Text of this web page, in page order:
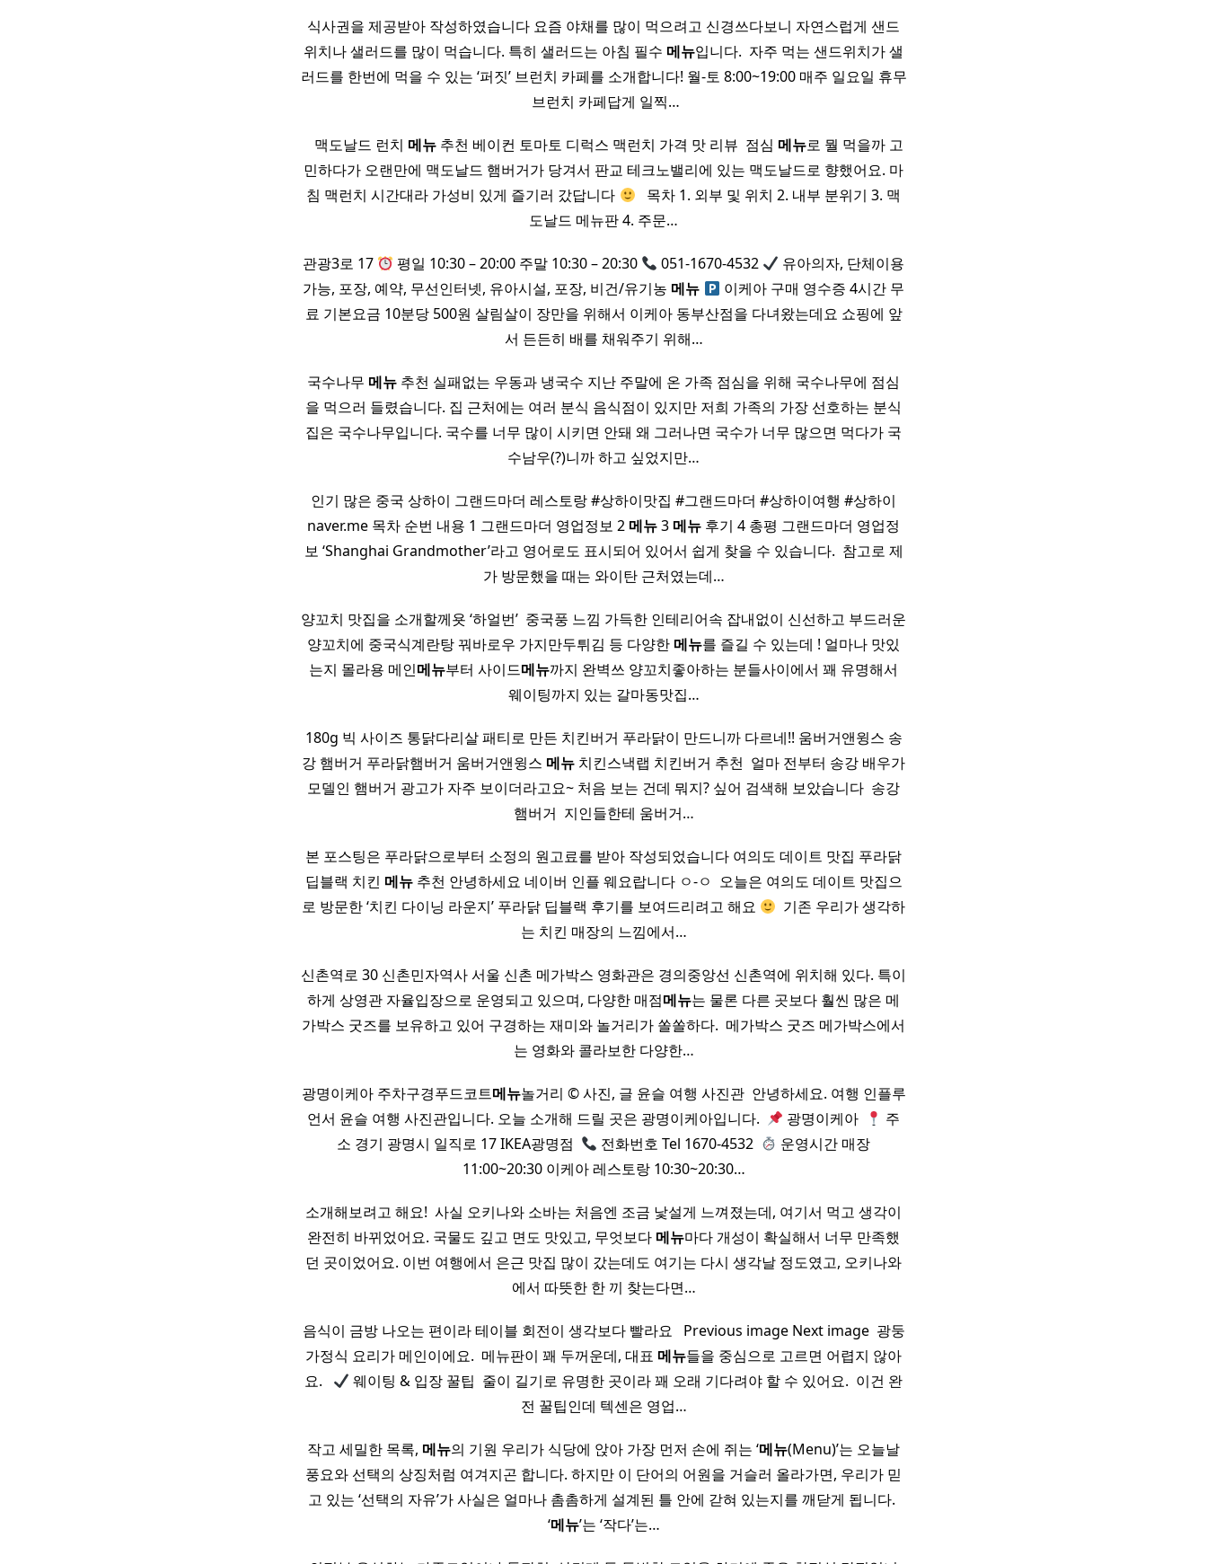
식사권을 제공받아 작성하였습니다 요즘 야채를 많이 먹으려고 신경쓰다보니 자연스럽게 샌드
위치나 샐러드를 많이 먹습니다. 특히 샐러드는 아침 필수 메뉴입니다. ​ 자주 먹는 샌드위치가 샐
러드를 한번에 먹을 수 있는 ‘퍼짓’ 브런치 카페를 소개합니다! 월-토 8:00~19:00 매주 일요일 휴무
​ 브런치 카페답게 일찍…
​ ​ ​ 맥도날드 런치 메뉴 추천 베이컨 토마토 디럭스 맥런치 가격 맛 리뷰 ​ 점심 메뉴로 뭘 먹을까 고
민하다가 오랜만에 맥도날드 햄버거가 당겨서 판교 테크노밸리에 있는 맥도날드로 향했어요. 마
침 맥런치 시간대라 가성비 있게 즐기러 갔답니다
​ ​ 목차 1. 외부 및 위치 2. 내부 분위기 3. 맥
도날드 메뉴판 4. 주문…
관광3로 17 평일 10:30 – 20:00 주말 10:30 – 20:30 051-1670-4532
유아의자, 단체이용
가능, 포장, 예약, 무선인터넷, 유아시설, 포장, 비건/유기농 메뉴
이케아 구매 영수증 4시간 무
료 기본요금 10분당 500원 살림살이 장만을 위해서 이케아 동부산점을 다녀왔는데요 쇼핑에 앞
서 든든히 배를 채워주기 위해…
국수나무 메뉴 추천 실패없는 우동과 냉국수 지난 주말에 온 가족 점심을 위해 국수나무에 점심
을 먹으러 들렸습니다. 집 근처에는 여러 분식 음식점이 있지만 저희 가족의 가장 선호하는 분식
집은 국수나무입니다. 국수를 너무 많이 시키면 안돼 왜 그러나면 국수가 너무 많으면 먹다가 국
수남우(?)니까 하고 싶었지만…
인기 많은 중국 상하이 그랜드마더 레스토랑 #상하이맛집 #그랜드마더 #상하이여행 #상하이
naver.me 목차 순번 내용 1 그랜드마더 영업정보 2 메뉴3 메뉴 후기 4 총평 그랜드마더 영업정
보 ‘Shanghai Grandmother’라고 영어로도 표시되어 있어서 쉽게 찾을 수 있습니다. ​ 참고로 제
가 방문했을 때는 와이탄 근처였는데…
양꼬치 맛집을 소개할께욧 ‘하얼번’ ​ 중국풍 느낌 가득한 인테리어속 잡내없이 신선하고 부드러운
양꼬치에 중국식계란탕 꿔바로우 가지만두튀김 등 다양한 메뉴를 즐길 수 있는데 ! 얼마나 맛있
는지 몰라용 메인메뉴부터 사이드메뉴까지 완벽쓰 양꼬치좋아하는 분들사이에서 꽤 유명해서
웨이팅까지 있는 갈마동맛집…
180g 빅 사이즈 통닭다리살 패티로 만든 치킨버거 푸라닭이 만드니까 다르네!! 움버거앤윙스 송
강 햄버거 푸라닭햄버거 움버거앤윙스 메뉴 치킨스낵랩 치킨버거 추천 ​ 얼마 전부터 송강 배우가
모델인 햄버거 광고가 자주 보이더라고요~ 처음 보는 건데 뭐지? 싶어 검색해 보았습니다 ​ 송강
햄버거 ​ 지인들한테 움버거…
본 포스팅은 푸라닭으로부터 소정의 원고료를 받아 작성되었습니다 여의도 데이트 맛집 푸라닭
딥블랙 치킨 메뉴추천 안녕하세요 네이버 인플 웨요랍니다 ㅇ-ㅇ ​ 오늘은 여의도 데이트 맛집으
로 방문한 ‘치킨 다이닝 라운지’ 푸라닭 딥블랙 후기를 보여드리려고 해요
​ 기존 우리가 생각하
는 치킨 매장의 느낌에서…
신촌역로 30 신촌민자역사 서울 신촌 메가박스 영화관은 경의중앙선 신촌역에 위치해 있다. 특이
하게 상영관 자율입장으로 운영되고 있으며, 다양한 매점메뉴는 물론 다른 곳보다 훨씬 많은 메
가박스 굿즈를 보유하고 있어 구경하는 재미와 놀거리가 쏠쏠하다. ​ 메가박스 굿즈 메가박스에서
는 영화와 콜라보한 다양한…
광명이케아 주차구경푸드코트메뉴놀거리 © 사진, 글 윤슬 여행 사진관 ​ 안녕하세요. 여행 인플루
언서 윤슬 여행 사진관입니다. 오늘 소개해 드릴 곳은 광명이케아입니다. ​
광명이케아 ​
주
소 경기 광명시 일직로 17 IKEA광명점 ​
전화번호 Tel 1670-4532 ​
운영시간 매장
11:00~20:30 이케아 레스토랑 10:30~20:30…
소개해보려고 해요! ​ 사실 오키나와 소바는 처음엔 조금 낯설게 느껴졌는데, 여기서 먹고 생각이
완전히 바뀌었어요. 국물도 깊고 면도 맛있고, 무엇보다 메뉴마다 개성이 확실해서 너무 만족했
던 곳이었어요. 이번 여행에서 은근 맛집 많이 갔는데도 여기는 다시 생각날 정도였고, 오키나와
에서 따뜻한 한 끼 찾는다면…
음식이 금방 나오는 편이라 테이블 회전이 생각보다 빨라요 ​ ​ Previous image Next image ​ 광둥
가정식 요리가 메인이에요. ​ 메뉴판이 꽤 두꺼운데, 대표 메뉴들을 중심으로 고르면 어렵지 않아
요. ​ ​
웨이팅 & 입장 꿀팁​ ​ 줄이 길기로 유명한 곳이라 꽤 오래 기다려야 할 수 있어요. ​ 이건 완
전 꿀팁인데 텍센은 영업…
작고 세밀한 목록, 메뉴의 기원 ​우리가 식당에 앉아 가장 먼저 손에 쥐는 ‘메뉴(Menu)’는 오늘날
풍요와 선택의 상징처럼 여겨지곤 합니다. 하지만 이 단어의 어원을 거슬러 올라가면, 우리가 믿
고 있는 ‘선택의 자유’가 사실은 얼마나 촘촘하게 설계된 틀 안에 갇혀 있는지를 깨닫게 됩니다. ​
‘메뉴’는 ‘작다’는…